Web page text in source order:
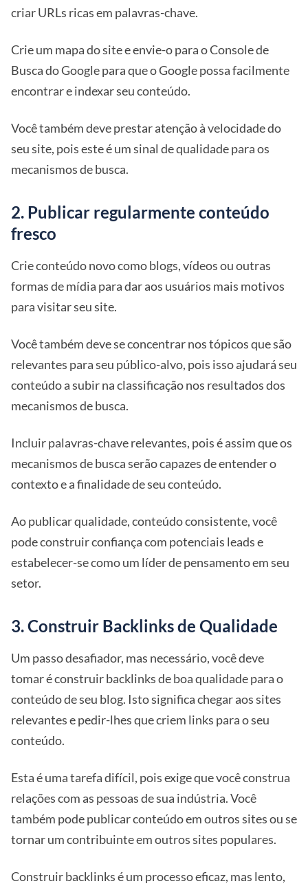
criar URLs ricas em palavras-chave.
Crie um mapa do site e envie-o para o Console de
Busca do Google para que o Google possa facilmente
encontrar e indexar seu conteúdo.
Você também deve prestar atenção à velocidade do
seu site, pois este é um sinal de qualidade para os
mecanismos de busca.
2. Publicar regularmente conteúdo
fresco
Crie conteúdo novo como blogs, vídeos ou outras
formas de mídia para dar aos usuários mais motivos
para visitar seu site.
Você também deve se concentrar nos tópicos que são
relevantes para seu público-alvo, pois isso ajudará seu
conteúdo a subir na classificação nos resultados dos
mecanismos de busca.
Incluir palavras-chave relevantes, pois é assim que os
mecanismos de busca serão capazes de entender o
contexto e a finalidade de seu conteúdo.
Ao publicar qualidade, conteúdo consistente, você
pode construir confiança com potenciais leads e
estabelecer-se como um líder de pensamento em seu
setor.
3. Construir Backlinks de Qualidade
Um passo desafiador, mas necessário, você deve
tomar é construir backlinks de boa qualidade para o
conteúdo de seu blog. Isto significa chegar aos sites
relevantes e pedir-lhes que criem links para o seu
conteúdo.
Esta é uma tarefa difícil, pois exige que você construa
relações com as pessoas de sua indústria. Você
também pode publicar conteúdo em outros sites ou se
tornar um contribuinte em outros sites populares.
Construir backlinks é um processo eficaz, mas lento,